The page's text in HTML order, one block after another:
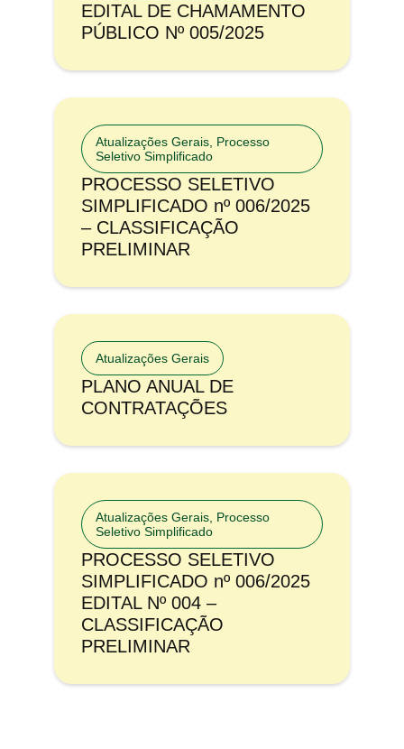
EDITAL DE CHAMAMENTO
PÚBLICO Nº 005/2025
Atualizações Gerais, Processo
Seletivo Simplificado
PROCESSO SELETIVO
SIMPLIFICADO nº 006/2025
– CLASSIFICAÇÃO
PRELIMINAR
Atualizações Gerais
PLANO ANUAL DE
CONTRATAÇÕES
Atualizações Gerais, Processo
Seletivo Simplificado
PROCESSO SELETIVO
SIMPLIFICADO nº 006/2025
EDITAL Nº 004 –
CLASSIFICAÇÃO
PRELIMINAR